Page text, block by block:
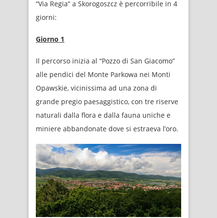
“Via Regia” a Skorogoszcz è percorribile in 4
giorni:
Giorno 1
Il percorso inizia al “Pozzo di San Giacomo”
alle pendici del Monte Parkowa nei Monti
Opawskie, vicinissima ad una zona di
grande pregio paesaggistico, con tre riserve
naturali dalla flora e dalla fauna uniche e
miniere abbandonate dove si estraeva l’oro.